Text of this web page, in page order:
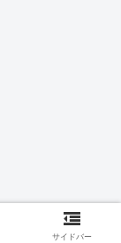
サイドバー